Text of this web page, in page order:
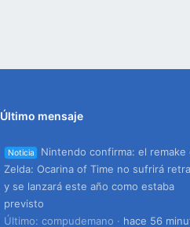
Último mensaje
Noticia
Nintendo confirma: el remake
Zelda: Ocarina of Time no sufrirá
y se lanzará este año como estaba
previsto
Último: compudemano
hace 56